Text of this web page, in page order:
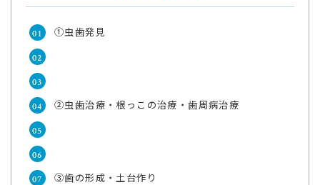
①虫歯発見
②虫歯治療・根っこの治療・歯周病治療
③歯の形成・土台作り